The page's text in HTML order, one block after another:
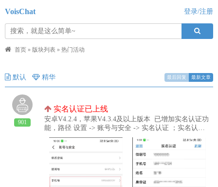
VoisChat 登录/注册
首页 » 版块列表 » 热门活动
默认 精华 最后回复 最新文章
901
实名认证已上线
安卓V4.2.4，苹果V4.3.4及以上版本 已增加实名认证功
能，路径 设置 -> 账号与安全 -> 实名认证 ；实名认证
成功后，反诈安全机制中消息限制规则会放宽；注意：
实名认证时确保身份信息与运营商办卡时一致；